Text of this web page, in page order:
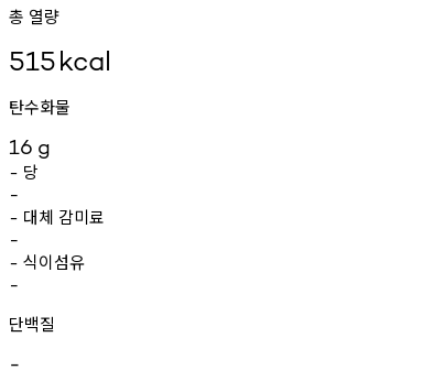
총 열량
515kcal
탄수화물
16 g
- 당
-
- 대체 감미료
-
- 식이섬유
-
단백질
-